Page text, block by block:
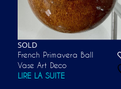
SOLD
French Primavera Ball
Vase Art Deco
LIRE LA SUITE